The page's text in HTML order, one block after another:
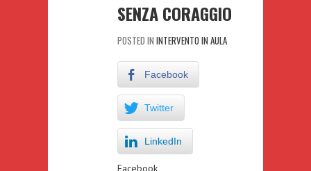
SENZA CORAGGIO
POSTED IN INTERVENTO IN AULA
Facebook
Twitter
LinkedIn
Facebook